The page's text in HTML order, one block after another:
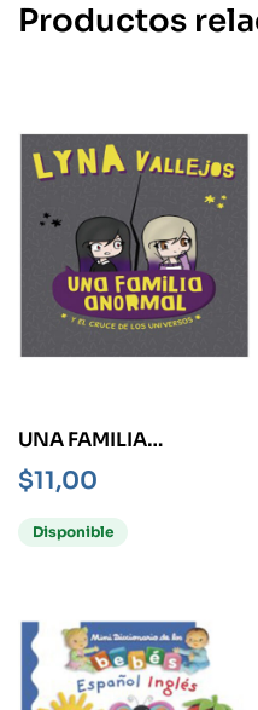
Productos
UNA FAMILIA
ANORMAL Y EL CRUCE
DE LOS UNIVERSOS
$11,00
Disponible